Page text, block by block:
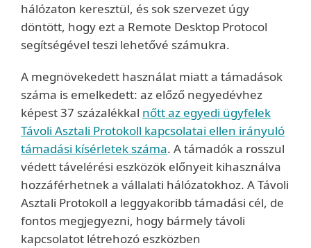
hálózaton keresztül, és sok szervezet úgy
döntött, hogy ezt a Remote Desktop Protocol
segítségével teszi lehetővé számukra.
A megnövekedett használat miatt a támadások
száma is emelkedett: az előző negyedévhez
képest 37 százalékkal nőtt az egyedi ügyfelek
Távoli Asztali Protokoll kapcsolatai ellen irányuló
támadási kísérletek száma. A támadók a rosszul
védett távelérési eszközök előnyeit kihasználva
hozzáférhetnek a vállalati hálózatokhoz. A Távoli
Asztali Protokoll a leggyakoribb támadási cél, de
fontos megjegyezni, hogy bármely távoli
kapcsolatot létrehozó eszközben